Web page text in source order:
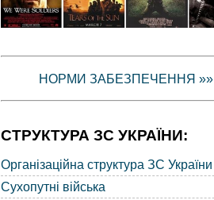
НОРМИ ЗАБЕЗПЕЧЕННЯ »»
СТРУКТУРА ЗС УКРАЇНИ:
Організаційна структура ЗС України
Сухопутні війська